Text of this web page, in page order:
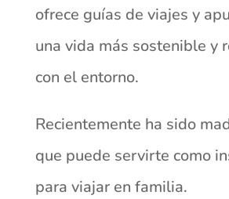
ofrece guías de viajes y
una vida más sostenible y
con el entorno.
Recientemente ha sido
que puede servirte como
para viajar en familia.